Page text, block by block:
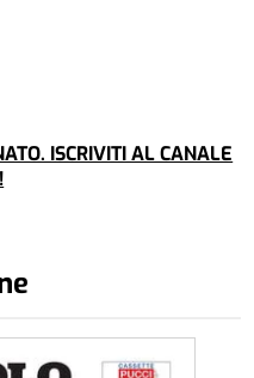
ISCRIVITI AL CANALE